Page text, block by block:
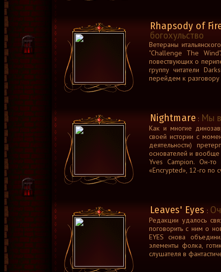
Rhapsody of
богохульство
Ветераны
"Challenge The
повествующих о
группу читатели
перейдем к
Nightmare : Мы
Как и многие
своей истории с
деятельности)
основателей и вообще
Yves Campion. Он-
«Encrypted», 12-го по
Leaves' Eyes :
Редакции удалось
поговорить с ним о
EYES снова
элементы фолка,
слушателя в